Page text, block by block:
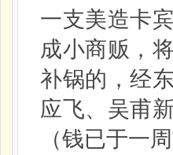
一支美造卡
成小商贩，
补锅的，经
应飞、吴甫
（钱已于一